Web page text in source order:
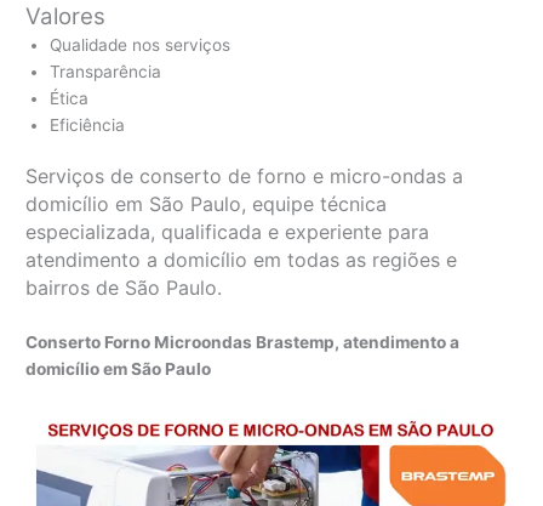
Valores
Qualidade nos serviços
Transparência
Ética
Eficiência
Serviços de conserto de forno e micro-ondas a
domicílio em São Paulo, equipe técnica
especializada, qualificada e experiente para
atendimento a domicílio em todas as regiões e
bairros de São Paulo.
Conserto Forno Microondas Brastemp, atendimento a
domicílio em São Paulo